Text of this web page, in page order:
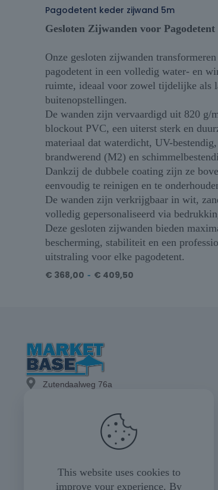
Pagodetent keder zijwand 5m
Gesloten Zijwanden voor Pagodetent
Onze gesloten zijwanden
pagodetent in een volledig water- en
ruimte, ideaal voor zowel tijdelijke als
buitenopstellingen.
De wanden zijn vervaardigd uit 820 g/
blockout PVC, een uiterst sterk en
materiaal dat waterdicht, UV-bestendig,
brandwerend (M2) en
Dankzij de dubbele coating zijn ze
eenvoudig te reinigen en te
De wanden zijn verkrijgbaar in wit,
volledig gepersonaliseerd via
Deze gesloten zijwanden bieden
bescherming, stabiliteit en een
uitstraling voor elke pagodetent.
€ 368,00 - € 409,50
Zutendaalweg 76a
info@marketbase.be
+(32) 89/49.21.15
+(32) 475/24.98.07
This website uses cookies to
improve your experience. By